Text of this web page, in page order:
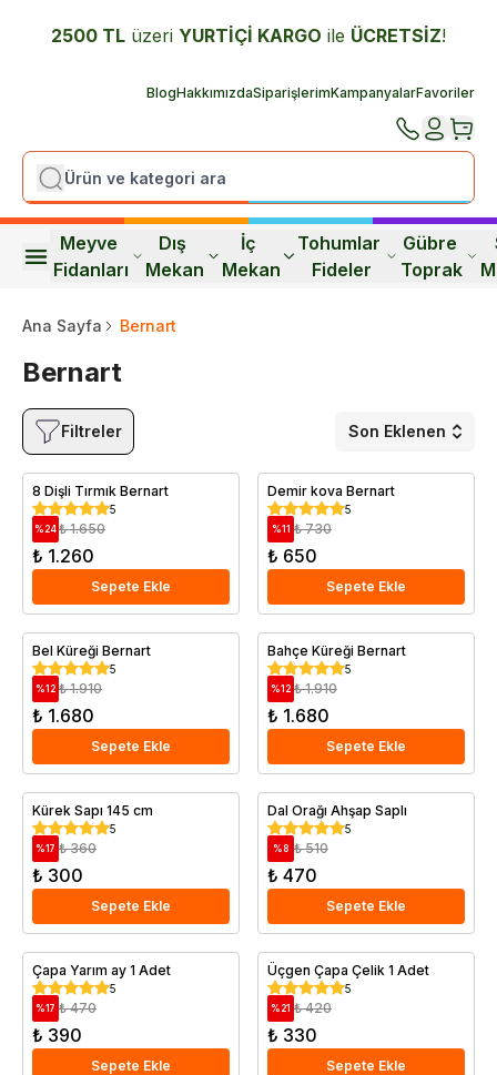
2500 TL üzeri YURTİÇİ KARGO ile ÜCRETSİZ!
BlogHakkımızdaSiparişlerimKampanyalarFavoriler
Meyve
Fidanları
Dış
Mekan
İç
Mekan
Tohumlar
Fideler
Gübre
Toprak
Ana Sayfa Bernart
Bernart
Filtreler Son Eklenen
8 Dişli Tırmık Bernart
5
%24 ₺ 1.650
₺ 1.260
Sepete Ekle
Demir kova Bernart
5
%11 ₺ 730
₺ 650
Sepete Ekle
Bel Küreği Bernart
5
%12 ₺ 1.910
₺ 1.680
Sepete Ekle
Bahçe Küreği Bernart
5
%12 ₺ 1.910
₺ 1.680
Sepete Ekle
Kürek Sapı 145 cm
5
%17 ₺ 360
₺ 300
Sepete Ekle
Dal Orağı Ahşap Saplı
5
% 8 ₺ 510
₺ 470
Sepete Ekle
Çapa Yarım ay 1 Adet
5
%17 ₺ 470
₺ 390
Sepete Ekle
Üçgen Çapa Çelik 1 Adet
5
%21 ₺ 420
₺ 330
Sepete Ekle